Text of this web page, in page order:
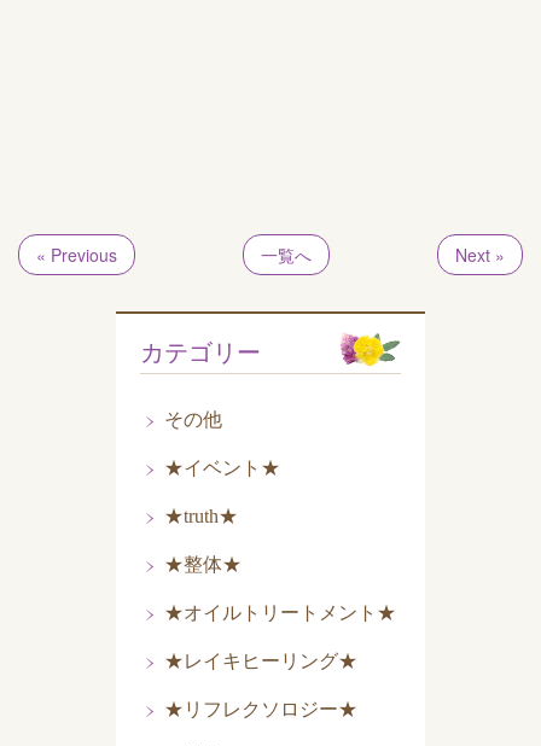
« Previous 一覧へ Next »
カテゴリー
その他
★イベント★
★truth★
★整体★
★オイルトリートメント★
★レイキヒーリング★
★リフレクソロジー★